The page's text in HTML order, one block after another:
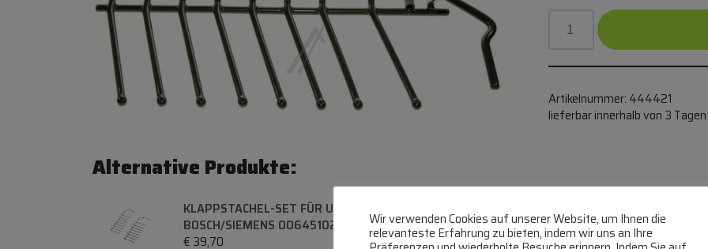
Alternative Produkte:
KLAPPSTACHEL-SET FÜR UNTERKORB ALTERNATIV FÜR
BOSCH/SIEMENS 00645102
€ 39,70
Artikelnummer: 444421
lieferbar innerhalb von 3 Tagen
Wir verwenden Cookies auf unserer Website, um Ihnen die
relevanteste Erfahrung zu bieten, indem wir uns an Ihre